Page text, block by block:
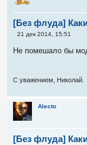
[Без флуда]
С
о
б
и
21 дек 2014, 15:51
Не помешало бы
С уважением, Николай.
Alecto
[Без флуда]